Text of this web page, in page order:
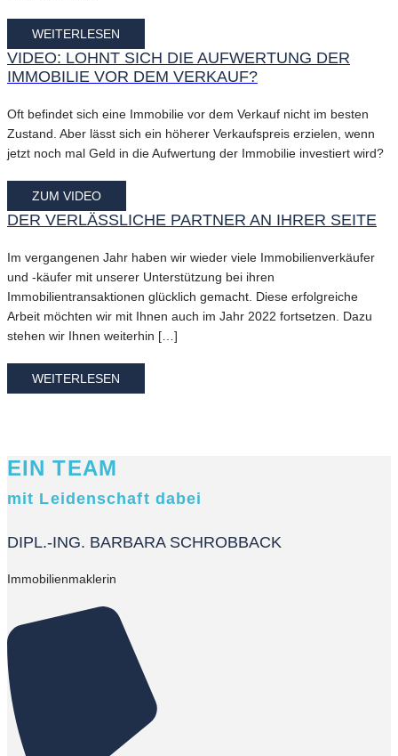
WEITERLESEN
VIDEO: LOHNT SICH DIE AUFWERTUNG DER
IMMOBILIE VOR DEM VERKAUF?
Oft befindet sich eine Immobilie vor dem Verkauf nicht im besten
Zustand. Aber lässt sich ein höherer Verkaufspreis erzielen, wenn
jetzt noch mal Geld in die Aufwertung der Immobilie investiert wird?
ZUM VIDEO
DER VERLÄSSLICHE PARTNER AN IHRER SEITE
Im vergangenen Jahr haben wir wieder viele Immobilienverkäufer
und -käufer mit unserer Unterstützung bei ihren
Immobilientransaktionen glücklich gemacht. Diese erfolgreiche
Arbeit möchten wir mit Ihnen auch im Jahr 2022 fortsetzen. Dazu
stehen wir Ihnen weiterhin […]
WEITERLESEN
EIN TEAM
mit Leidenschaft dabei
DIPL.-ING. BARBARA SCHROBBACK
Immobilienmaklerin